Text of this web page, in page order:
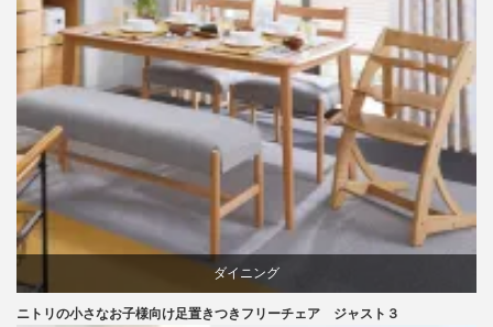
ダイニング
ニトリの小さなお子様向け足置きつきフリーチェア ジャスト３